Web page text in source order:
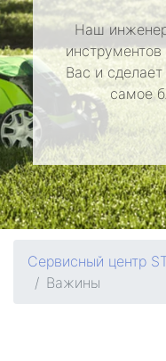
Наш
Вас и
самое
Сервисный центр
Важины